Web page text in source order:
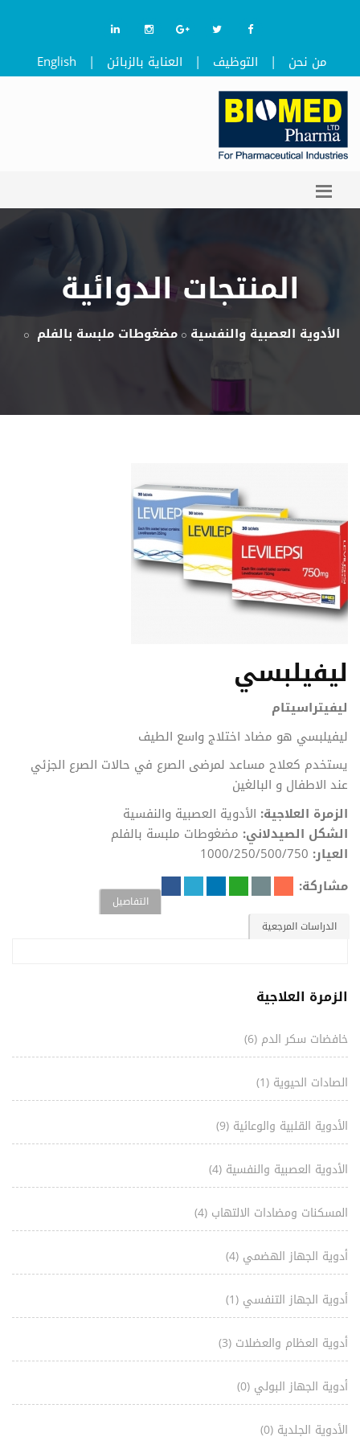
من نحن | التوظيف | العناية بالزبائن |
English
المنتجات الدوائية
الأدوية العصبية والنفسية مضغوطات ملبسة بالفلم
ليفيلبسي
ليفيتراسيتام
ليفيلبسي هو مضاد اختلاج واسع الطيف
يستخدم كعلاح مساعد لمرضى الصرع في حالات الصرع الجزئي
عند الاطفال و البالغين
الزمرة العلاجية: الأدوية العصبية والنفسية
الشكل الصيدلاني: مضغوطات ملبسة بالفلم
العيار:
مشاركة:
التفاصيل
الدراسات المرجعية
الزمرة العلاجية
خافضات سكر الدم (6)
الصادات الحيوية (1)
الأدوية القلبية والوعائية (9)
الأدوية العصبية والنفسية (4)
المسكنات ومضادات الالتهاب (4)
أدوية الجهاز الهضمي (4)
أدوية الجهاز التنفسي (1)
أدوية العظام والعضلات (3)
أدوية الجهاز البولي (0)
الأدوية الجلدية (0)